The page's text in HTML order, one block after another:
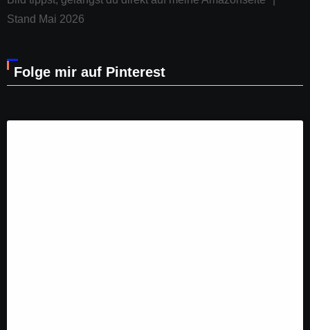
Stand Mai 2026
Folge mir auf Pinterest